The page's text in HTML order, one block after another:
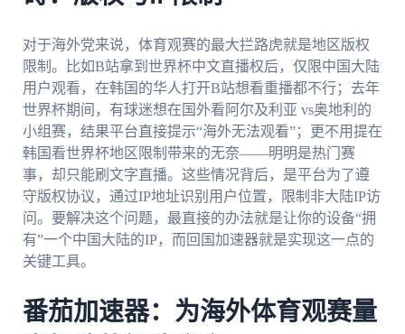
对于海外党来说，体育观赛的最大拦路虎就是地区版权
限制。比如B站拿到世界杯中文直播权后，仅限中国大陆
用户观看，在韩国的华人打开B站想看重播都不行；去年
世界杯期间，有球迷想在国外看阿尔及利亚 vs奥地利的
小组赛，结果平台直接提示“海外无法观看”；更不用提在
韩国看世界杯地区限制带来的无奈——明明是热门赛
事，却只能刷文字直播。这些情况背后，是平台为了遵
守版权协议，通过IP地址识别用户位置，限制非大陆IP访
问。要解决这个问题，最直接的办法就是让你的设备“拥
有”一个中国大陆的IP，而回国加速器就是实现这一点的
关键工具。
番茄加速器：为海外体育观赛量